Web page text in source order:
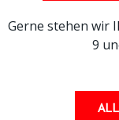
Gerne stehen wir
9